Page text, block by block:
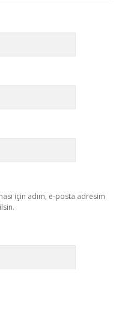
için adım, e-posta adresim